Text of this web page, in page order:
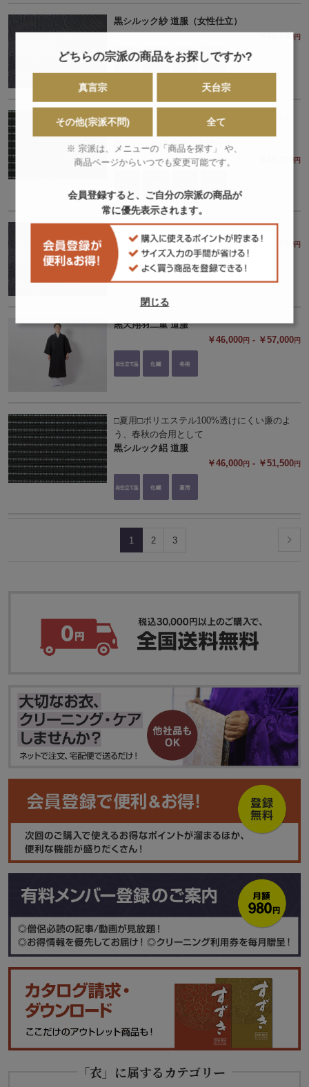
黒シルック紗 道服（女性仕立）
￥46,000円
□夏用□ポリエステル100%透けにくい廉のよ
う、春秋の合用として
黒シルック絽 道服（女性仕立）
￥46,000円
黒シルック紗 道服
￥46,000 円 - ￥51,500円
黒天翔羽二重 道服
￥46,000円 - ￥57,000円
□夏用□ポリエステル100%透けにくい廉のよ
う、春秋の合用として
黒シルック絽 道服
￥46,000円 - ￥51,500円
1 2 3
「衣」に属するカテゴリー
どちらの宗派の商品をお探しですか?
真言宗 天台宗
その他(宗派不問) 全て
※ 宗派は、メニューの「商品を探す」 や、
商品ページからいつでも変更可能です。
会員登録すると、ご自分の宗派の商品が
常に優先表示されます。
閉じる